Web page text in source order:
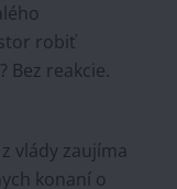
robiť
Bez reakcie.
vlády zaujíma
konaní o